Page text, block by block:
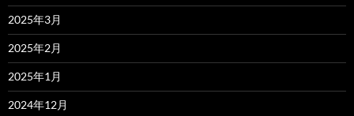
2025年3月
2025年2月
2025年1月
2024年12月